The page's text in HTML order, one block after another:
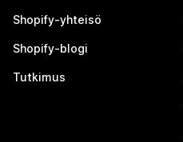
Shopify-yhteisö
Shopify-blogi
Tutkimus